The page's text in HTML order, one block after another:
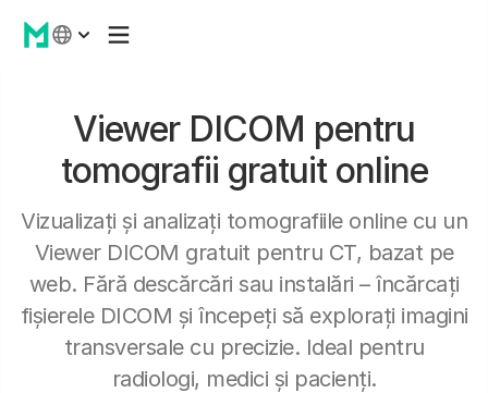
Viewer DICOM pentru
tomografii gratuit online
Vizualizați și analizați tomografiile online cu un
Viewer DICOM gratuit pentru CT, bazat pe
web. Fără descărcări sau instalări – încărcați
fișierele DICOM și începeți să explorați imagini
transversale cu precizie. Ideal pentru
radiologi, medici și pacienți.